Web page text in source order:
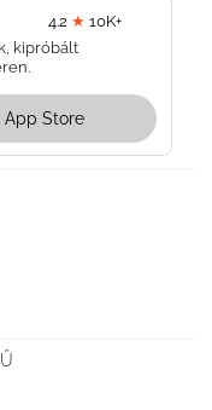
4.2 ★ 10K+
kipróbált
App Store